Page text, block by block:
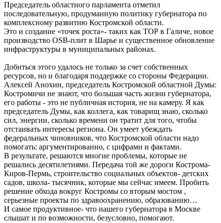
Председатель областного парламента отметил
последовательную, продуманную политику губернатора по
комплексному развитию Костромской области.
Это и создание «точек роста»- таких как ТОР в Галиче, новое
производство OSB-плит в Шарье и существенное обновление
инфраструктуры в муниципальных районах.
Добиться этого удалось не только за счет собственных
ресурсов, но и благодаря поддержке со стороны Федерации.
Алексей Анохин, председатель Костромской областной Думы:
Костромичи не знают, что большая часть жизни губернатора,
его работы - это не публичная история, не на камеру. Я как
председатель Думы, как коллега, как товарищ знаю, сколько
сил, энергии, сколько времени он тратит для того, чтобы
отстаивать интересы региона. Он умеет убеждать
федеральных чиновников, что Костромской области надо
помогать: аргументированно, с цифрами и фактами.
В результате, решаются многие проблемы, которые не
решались десятилетиями. Передача той же дороги Кострома-
Киров-Пермь, строительство социальных объектов- детских
садов, школа- тысячник, которые мы сейчас имеем. Пробить
решение обхода вокруг Костромы со вторым мостом ,
серьезные проекты по здравоохранению, образованию…
И самое продуктивное- что нашего губернатора в Москве
слышат и по возможности, безусловно, помогают.